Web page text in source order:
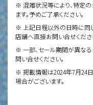
※ 混雑状況等により、特定
ます。予めご了承ください。
※ 上記日程以外の日時に同
店舗へ直接お問い合せくださ
※ 一部、セール期間が異なる
問い合せください。
※ 掲載情報は2024年7月24
場合がございます。